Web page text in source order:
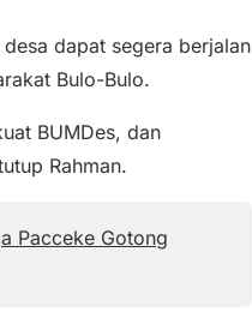
dapat segera berjalan
Bulo-Bulo.
BUMDes, dan
Rahman.
Pacceke Gotong